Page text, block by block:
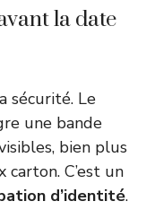
la date
sécurité. Le
une bande
bien plus
C’est un
d’identité.